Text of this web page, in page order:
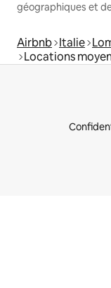
géographiques et
Airbnb Italie
Locations